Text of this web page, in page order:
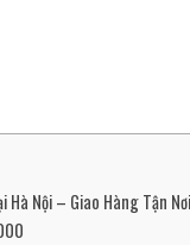
Nội – Giao Hàng Tận